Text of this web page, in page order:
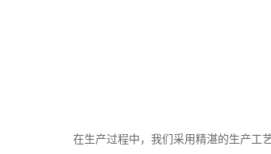
在生产过程中，我们采用精湛的生产工艺